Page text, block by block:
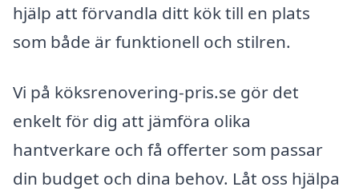
hjälp att förvandla ditt kök till en plats
som både är funktionell och stilren.
Vi på köksrenovering-pris.se gör det
enkelt för dig att jämföra olika
hantverkare och få offerter som passar
din budget och dina behov. Låt oss hjälpa